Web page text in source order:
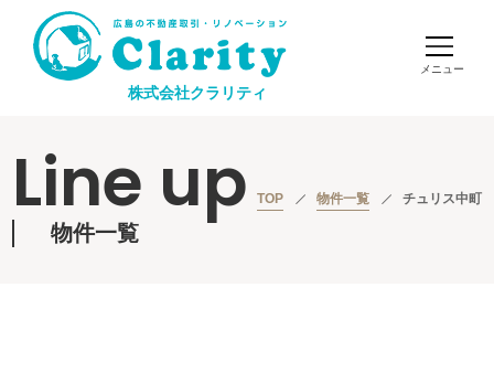
株式会社クラリティ
Line up
物件一覧
TOP 物件一覧 チュリス中町